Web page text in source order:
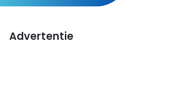
Advertentie